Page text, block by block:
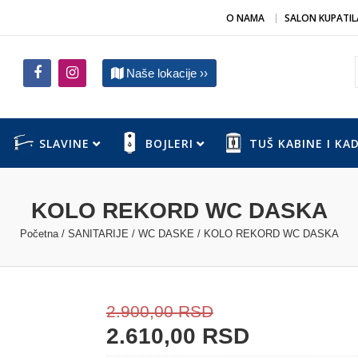
O NAMA SALON
Naše lokacije ››
SLAVINE BOJLERI TUŠ KABINE I
KOLO REKORD WC DASKA
Početna/ SANITARIJE / WC DASKE / KOLO REKORD WC DASKA
2.900,00RSD
2.610,00 RSD